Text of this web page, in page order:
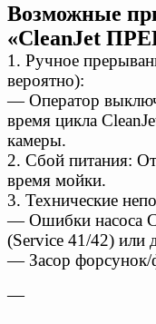
Возможные
«CleanJet
1. Ручное
вероятно):
— Оператор
время цикла
камеры.
2. Сбой питания:
время мойки.
3. Технические
— Ошибки насоса
(Service 41/42) или
— Засор форсунок/
—